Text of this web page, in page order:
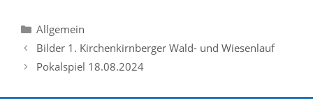
Kategorien
Allgemein
Bilder 1. Kirchenkirnberger Wald- und Wiesenlauf
Pokalspiel 18.08.2024